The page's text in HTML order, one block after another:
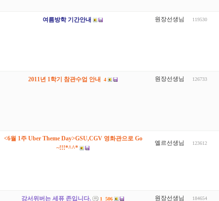
여름방학 기간안내 원장선생님 119530
2011년 1학기 참관수업 안내 4 원장선생님 126733
<6월 1주 Uber Theme Day>GSU,CGV 영화관으로 Go
~!!!*^^*
엘르선생님 123612
강서위버는 세퓨 존입니다. 1 506 원장선생님 184654